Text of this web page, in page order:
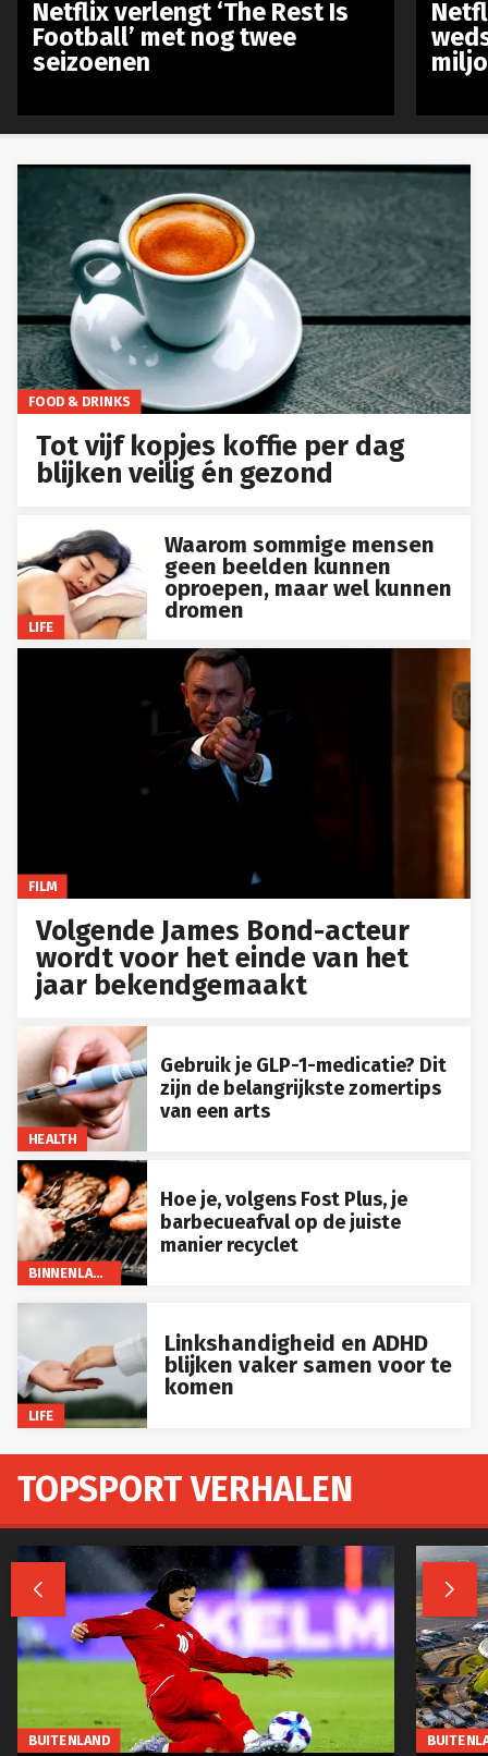
FOOD & DRINKS
Tot vijf kopjes koffie per dag
blijken veilig én gezond
LIFE
Waarom sommige mensen
geen beelden kunnen
oproepen, maar wel kunnen
dromen
FILM
Volgende James Bond-acteur
wordt voor het einde van het
jaar bekendgemaakt
HEALTH
Gebruik je GLP-1-medicatie? Dit
zijn de belangrijkste zomertips
van een arts
BINNENLAND
Hoe je, volgens Fost Plus, je
barbecueafval op de juiste
manier recyclet
LIFE
Linkshandigheid en ADHD
blijken vaker samen voor te
komen
Netflix verlengt ‘The Rest Is
Football’ met nog twee
seizoenen
TOPSPORT VERHALEN
 
BUITENLAND